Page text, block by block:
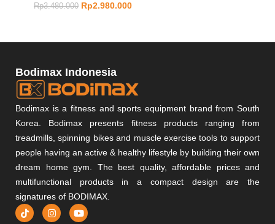
Rp3.480.000 Rp2.980.000
Bodimax Indonesia
Bodimax is a fitness and sports equipment brand from South
Korea. Bodimax presents fitness products ranging from
treadmills, spinning bikes and muscle exercise tools to support
people having an active & healthy lifestyle by building their own
dream home gym. The best quality, affordable prices and
multifunctional products in a compact design are the
signatures of BODIMAX.